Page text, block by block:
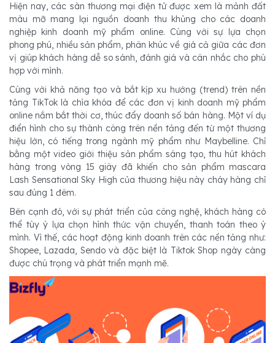
Hiện nay, các sàn thương mại điện tử được xem là mảnh đất
màu mỡ mang lại nguồn doanh thu khủng cho các doanh
nghiệp kinh doanh mỹ phẩm online. Cùng với sự lựa chọn
phong phú, nhiều sản phẩm, phân khúc về giá cả giữa các đơn
vị giúp khách hàng dễ so sánh, đánh giá và cân nhắc cho phù
hợp với mình.
Cùng với khả năng tạo và bắt kịp xu hướng (trend) trên nền
tảng TikTok là chìa khóa để các đơn vị kinh doanh mỹ phẩm
online nắm bắt thời cơ, thúc đẩy doanh số bán hàng. Một ví dụ
điển hình cho sự thành công trên nền tảng đến từ một thương
hiệu lớn, có tiếng trong ngành mỹ phẩm như Maybelline. Chỉ
bằng một video giới thiệu sản phẩm sáng tạo, thu hút khách
hàng trong vòng 15 giây đã khiến cho sản phẩm mascara
Lash Sensational Sky High của thương hiệu này cháy hàng chỉ
sau đúng 1 đêm.
Bên cạnh đó, với sự phát triển của công nghệ, khách hàng có
thể tùy ý lựa chọn hình thức vận chuyển, thanh toán theo ý
mình. Vì thế, các hoạt động kinh doanh trên các nền tảng như:
Shopee, Lazada, Sendo và đặc biệt là Tiktok Shop ngày càng
được chú trọng và phát triển mạnh mẽ.